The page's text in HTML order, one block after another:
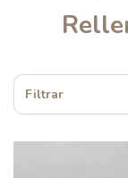
Filtrar